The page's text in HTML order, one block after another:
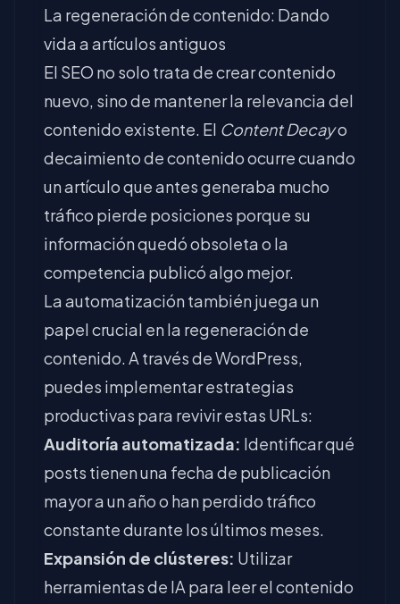
La regeneración de contenido: Dando
vida a artículos antiguos
El SEO no solo trata de crear contenido
nuevo, sino de mantener la relevancia del
contenido existente. El Content Decayo
decaimiento de contenido ocurre cuando
un artículo que antes generaba mucho
tráfico pierde posiciones porque su
información quedó obsoleta o la
competencia publicó algo mejor.
La automatización también juega un
papel crucial en la regeneración de
contenido. A través de WordPress,
puedes implementar estrategias
productivas para revivir estas URLs:
Auditoría automatizada: Identificar qué
posts tienen una fecha de publicación
mayor a un año o han perdido tráfico
constante durante los últimos meses.
Expansión de clústeres: Utilizar
herramientas de IA para leer el contenido